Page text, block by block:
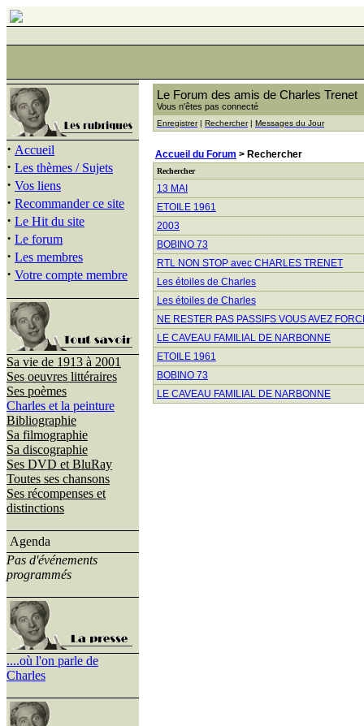
· Accueil
· Les thèmes / Sujets
· Vos liens
· Recommander ce site
· Le Hit du site
· Le forum
· Les membres
· Votre compte membre
Sa vie de 1913 à 2001
Ses oeuvres littéraires
Ses poèmes
Charles et la peinture
Bibliographie
Sa filmographie
Sa discographie
Ses DVD et BluRay
Toutes ses chansons
Ses récompenses et
distinctions
Agenda
Pas d'événements
programmés
....où l'on parle de
Charles
Le Forum des amis de Charles Trenet
Vous n'êtes pas connecté
Enregistrer| Rechercher| Messages du Jour
Accueil du Forum > Rechercher
Rechercher
13 MAI
ETOILE 1961
2003
BOBINO 73
RTL NON STOP avec CHARLES TRENET
Les étoiles de Charles
Les étoiles de Charles
NE RESTER PAS PASSIFS VOUS AVEZ
LE CAVEAU FAMILIAL DE NARBONNE
ETOILE 1961
BOBINO 73
LE CAVEAU FAMILIAL DE NARBONNE